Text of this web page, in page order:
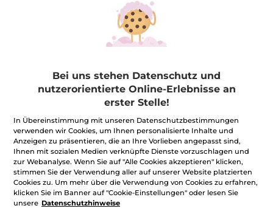
Ihre Überraschung GRATIS
★★★★★
★★★★★
Beurteilungswert
für
BEWERTUNG VERFASSEN
Benachrichtigt mich
Bei uns stehen Datenschutz und
nutzerorientierte Online-Erlebnisse an
erster Stelle!
In Übereinstimmung mit unseren Datenschutzbestimmungen
verwenden wir Cookies, um Ihnen personalisierte Inhalte und
Anzeigen zu präsentieren, die an Ihre Vorlieben angepasst sind,
Ihnen mit sozialen Medien verknüpfte Dienste vorzuschlagen und
zur Webanalyse. Wenn Sie auf "Alle Cookies akzeptieren" klicken,
stimmen Sie der Verwendung aller auf unserer Website platzierten
Cookies zu. Um mehr über die Verwendung von Cookies zu erfahren,
klicken Sie im Banner auf "Cookie-Einstellungen" oder lesen Sie
unsere Datenschutzhinweise